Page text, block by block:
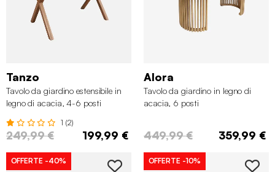
Tanzo
Tavolo da giardino estensibile in
legno di acacia, 4-6 posti
1 (2)
249,99 € 199,99 €
Alora
Tavolo da giardino in legno di
acacia, 6 posti
449,99 € 359,99 €
OFFERTE -40% OFFERTE -10%